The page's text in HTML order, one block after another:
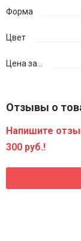
Форма
Цвет
Цена за...
Отзывы о
Напишите
300 руб.!